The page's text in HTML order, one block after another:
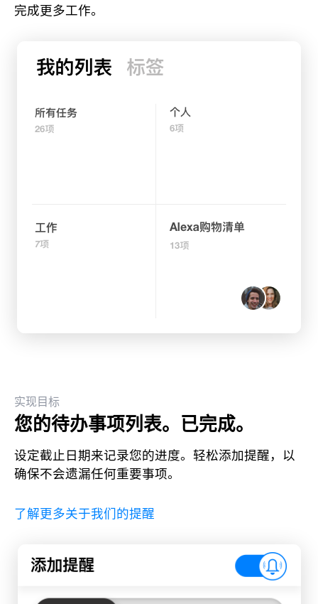
完成更多工作。
实现目标
您的待办事项列表。已完成。
设定截止日期来记录您的进度。轻松添加提醒，以
确保不会遗漏任何重要事项。
了解更多关于我们的提醒